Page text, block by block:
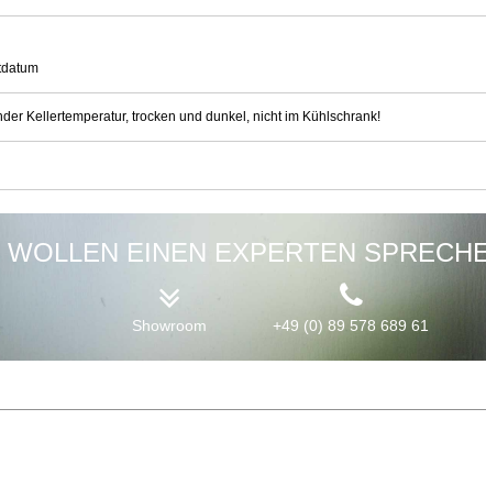
Kellertemperatur, trocken und dunkel, nicht im Kühlschrank!
WOLLEN EINEN EXPERTEN
Showroom +49 (0) 89 578 689 61